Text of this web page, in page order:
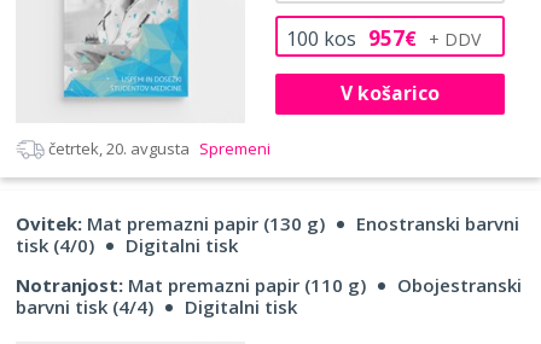
100 kos 957€
V košarico
četrtek, 20. avgusta Spremeni
Ovitek: Mat premazni papir (130 g)
Enostranski barvni
tisk (4/0)
Digitalni tisk
Notranjost: Mat premazni papir (110 g)
Obojestranski
barvni tisk (4/4)
Digitalni tisk